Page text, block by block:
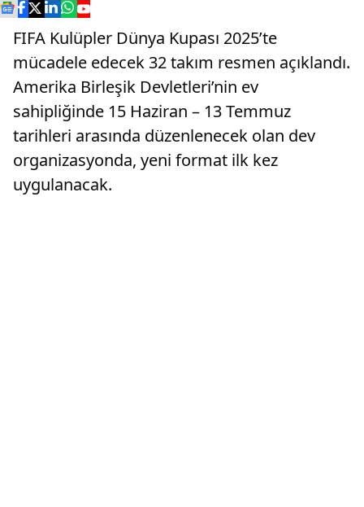
FIFA Kulüpler Dünya Kupası 2025’te
mücadele edecek 32 takım resmen açıklandı.
Amerika Birleşik Devletleri’nin ev
sahipliğinde 15 Haziran – 13 Temmuz
tarihleri arasında düzenlenecek olan dev
organizasyonda, yeni format ilk kez
uygulanacak.